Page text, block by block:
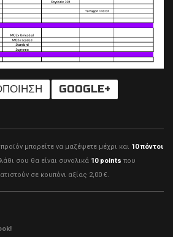
GOOGLE+
μπορείτε να μαζέψετε μέχρι και 10πόντοι
σου θα είναι συνολικά 10points που
σε κουπόνι αξίας 2,00 €.